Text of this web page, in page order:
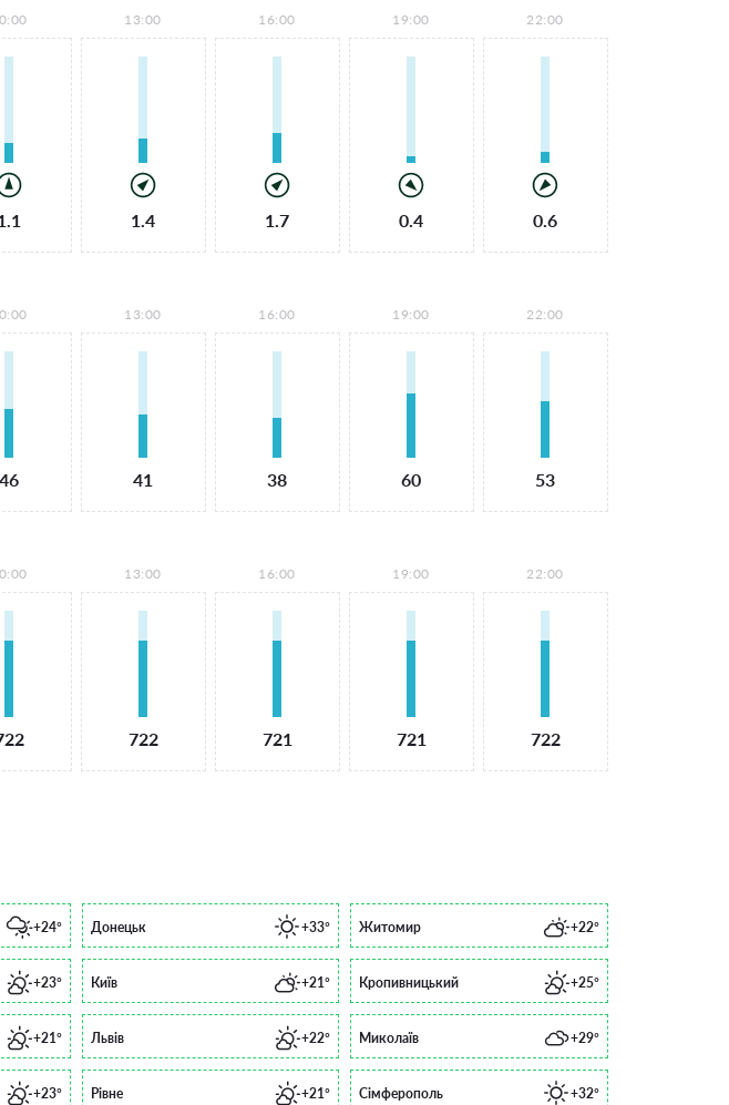
13:00
1.4
16:00
1.7
19:00
0.4
22:00
0.6
46
13:00
41
16:00
38
19:00
60
22:00
53
13:00
722
16:00
721
19:00
721
22:00
722
+24° Донецьк +33° Житомир +22°
+23° Київ +21° Кропивницький +25°
+21° Львів +22° Миколаїв +29°
+23° Рівне +21° Сімферополь +32°